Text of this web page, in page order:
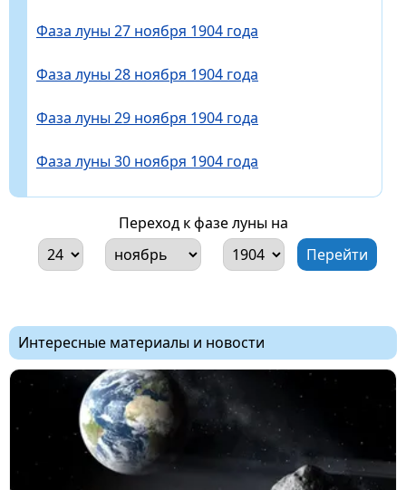
Фаза луны 27 ноября 1904 года
Фаза луны 28 ноября 1904 года
Фаза луны 29 ноября 1904 года
Фаза луны 30 ноября 1904 года
Переход к фазе луны на
Интересные материалы и новости